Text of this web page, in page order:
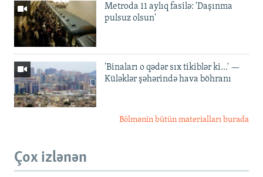
Metroda 11 aylıq fasilə: 'Daşınma
pulsuz olsun'
'Binaları o qədər sıx tikiblər ki...' —
Küləklər şəhərində hava böhranı
Bölmənin bütün materialları burada
Çox izlənən